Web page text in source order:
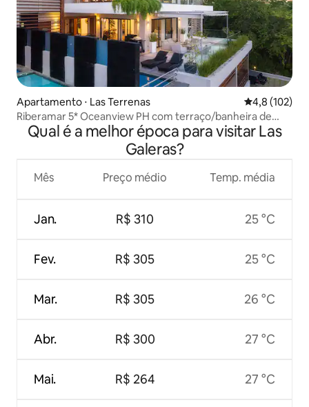
Apartamento ⋅ Las Terrenas 4,8 de uma
4,8 (102)
Riberamar 5* Oceanview PH com terraço/banheira de
hidromassagem
Qual é a melhor época para visitar Las
Galeras?
Mês
Jan.
Fev.
Mar.
Abr.
Mai.
Preço médio
R$ 310
R$ 305
R$ 305
R$ 300
R$ 264
Temp. média
25 °C
25 °C
26 °C
27 °C
27 °C